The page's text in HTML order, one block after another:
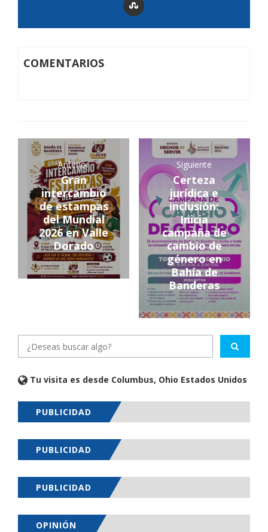
COMENTARIOS
Anterior
Gran
intercambio
de estampas
del Mundial
2026 en Valle
Dorado
Siguiente
Certeza
jurídica e
inclusión:
Inicia
campaña de
cambio de
género en
Bahía de
Banderas
Tu visita es desde Columbus, Ohio Estados Unidos
PUBLICIDAD
PUBLICIDAD
PUBLICIDAD
OPINIÓN